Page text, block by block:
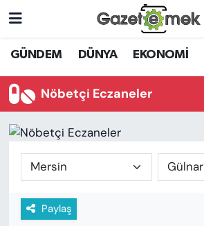
GÜNDEM DÜNYA EKONOMİ
Nöbetçi Eczaneler
Paylaş
DÜNYA
EKONOMİ
YENİ MEDYADA EMEK
GAZETECİLİĞİNİ GELİŞTİRMEK
FAYDALI BİLGİLER
Nöbetçi Eczaneler
Hava Durumu
Trafik Durumu